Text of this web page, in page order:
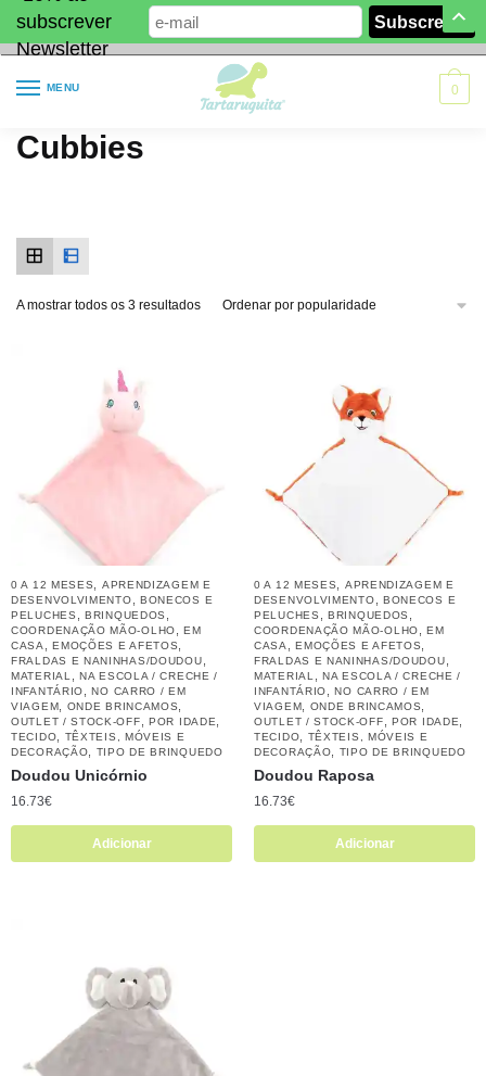
subscrever
Newsletter
MENU 0
Cubbies
A mostrar todos os 3 resultados
0 A 12 MESES
APRENDIZAGEM E
DESENVOLVIMENTO
BONECOS E
PELUCHES
,BRINQUEDOS
COORDENAÇÃO MÃO-OLHO ,EM
CASA
,EMOÇÕES E AFETOS
FRALDAS E NANINHAS/DOUDOU
MATERIAL ,NA ESCOLA / CRECHE /
INFANTÁRIO
,NO CARRO / EM
VIAGEM
ONDE BRINCAMOS
OUTLET / STOCK-OFF ,POR IDADE
TECIDO
TÊXTEIS, MÓVEIS E
DECORAÇÃO
TIPO DE BRINQUEDO
Doudou Unicórnio
16.73€
Adicionar
0 A 12 MESES
APRENDIZAGEM E
DESENVOLVIMENTO
BONECOS E
PELUCHES
,BRINQUEDOS
COORDENAÇÃO MÃO-OLHO ,EM
CASA
,EMOÇÕES E AFETOS
FRALDAS E NANINHAS/DOUDOU
MATERIAL ,NA ESCOLA / CRECHE /
INFANTÁRIO
,NO CARRO / EM
VIAGEM
ONDE BRINCAMOS
OUTLET / STOCK-OFF ,POR IDADE
TECIDO
TÊXTEIS, MÓVEIS E
DECORAÇÃO
TIPO DE BRINQUEDO
Doudou Raposa
16.73€
Adicionar